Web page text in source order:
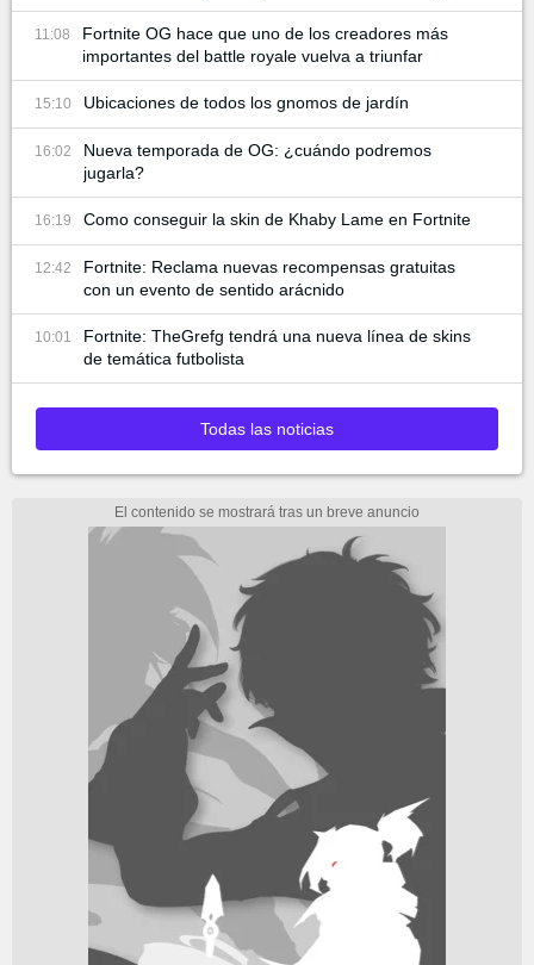
11:08
Fortnite OG hace que uno de los creadores más
importantes del battle royale vuelva a triunfar
15:10 Ubicaciones de todos los gnomos de jardín
16:02
Nueva temporada de OG: ¿cuándo podremos
jugarla?
16:19 Como conseguir la skin de Khaby Lame en Fortnite
12:42
Fortnite: Reclama nuevas recompensas gratuitas
con un evento de sentido arácnido
10:01
Fortnite: TheGrefg tendrá una nueva línea de skins
de temática futbolista
Todas las noticias